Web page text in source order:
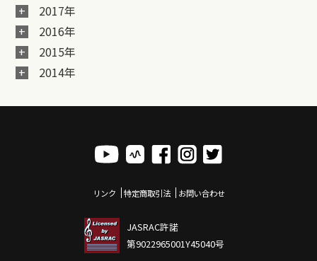
2017年
2016年
2015年
2014年
リンク 特定商取引法 お問い合わせ
JASRAC許諾
第9022965001Y45040号